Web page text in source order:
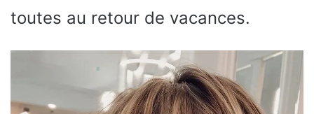
toutes au retour de vacances.